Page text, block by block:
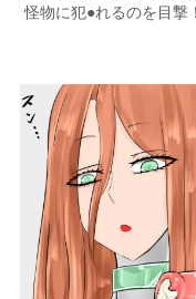
怪物に犯●れるのを目撃